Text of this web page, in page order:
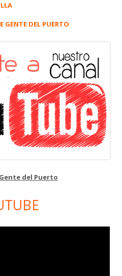
GENTE DEL PUERTO
del Puerto